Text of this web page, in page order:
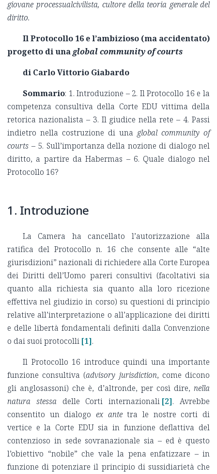
giovane processualcivilista, cultore della teoria generale del
diritto.
Il Protocollo 16 e l’ambizioso (ma accidentato)
progetto di unaglobal community of courts
di Carlo Vittorio Giabardo
Sommario: 1. Introduzione – 2. Il Protocollo 16 e la
competenza consultiva della Corte EDU vittima della
retorica nazionalista – 3. Il giudice nella rete – 4. Passi
indietro nella costruzione di una global community of
courts – 5. Sull’importanza della nozione di dialogo nel
diritto, a partire da Habermas – 6. Quale dialogo nel
Protocollo 16?
1. Introduzione
La Camera ha cancellato l’autorizzazione alla
ratifica del Protocollo n. 16 che consente alle “alte
giurisdizioni” nazionali di richiedere alla Corte Europea
dei Diritti dell’Uomo pareri consultivi (facoltativi sia
quanto alla richiesta sia quanto alla loro ricezione
effettiva nel giudizio in corso) su questioni di principio
relative all’interpretazione o all’applicazione dei diritti
e delle libertà fondamentali definiti dalla Convenzione
o dai suoi protocolli [1].
Il Protocollo 16 introduce quindi una importante
funzione consultiva (advisory jurisdiction, come dicono
gli anglosassoni) che è, d’altronde, per così dire, nella
natura stessadelle Corti internazionali [2]. Avrebbe
consentito un dialogo ex antetra le nostre corti di
vertice e la Corte EDU sia in funzione deflattiva del
contenzioso in sede sovranazionale sia – ed è questo
l’obiettivo “nobile” che vale la pena enfatizzare – in
funzione di potenziare il principio di sussidiarietà che